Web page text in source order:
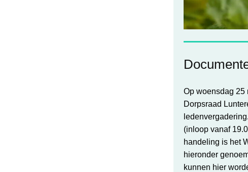
Op woensdag 25
Dorpsraad
(inloop vanaf
handeling is het
hieronder
kunnen hier